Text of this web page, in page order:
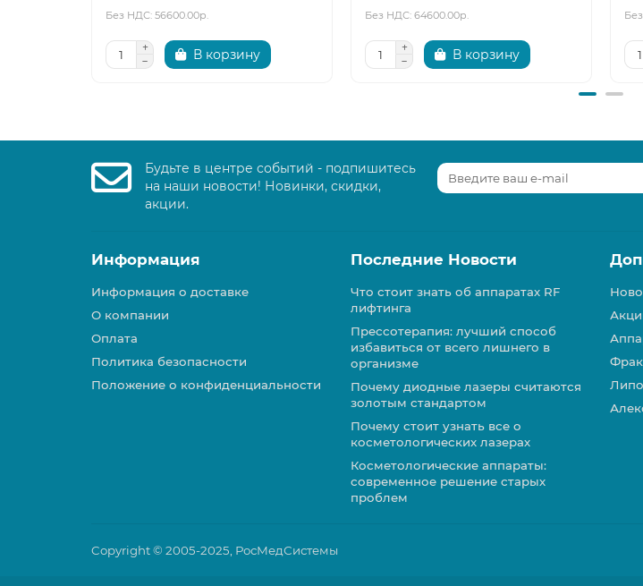
Без НДС: 56600.00р.
В корзину
Без НДС: 64600.00р.
В корзину
Будьте в центре событий - подпишитесь
на наши новости! Новинки, скидки,
акции.
Информация
Информация о доставке
О компании
Оплата
Политика безопасности
Положение о конфиденциальности
Последние Новости
Что стоит знать об аппаратах RF
лифтинга
Прессотерапия: лучший способ
избавиться от всего лишнего в
организме
Почему диодные лазеры считаются
золотым стандартом
Почему стоит узнать все о
косметологических лазерах
Косметологические аппараты:
современное решение старых
проблем
Copyright © 2005-2025, РосМедСистемы